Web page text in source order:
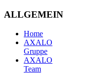
ALLGEMEIN
Home
AXALO
Gruppe
AXALO
Team